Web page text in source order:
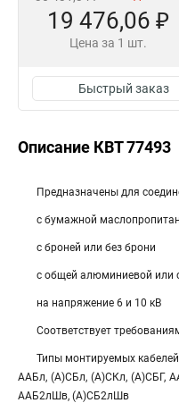
19 476,06 ₽
Цена за 1 шт.
Быстрый заказ
Описание КВТ 77493
Предназначены для
с бумажной
с броней или без брони
с общей алюминиевой или
на напряжение 6 и 10 кВ
Соответствует
Типы монтируемых
ААБл, (А)СБл, (А)СКл, (А)СБГ,
ААБ2лШв, (А)СБ2лШв